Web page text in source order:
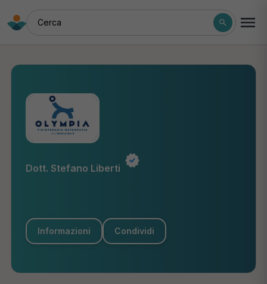
Cerca
Dott. Stefano Liberti
Informazioni Condividi